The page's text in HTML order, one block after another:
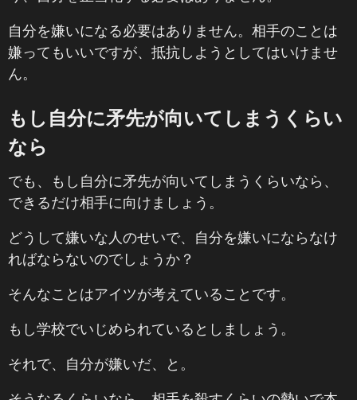
自分を嫌いになる必要はありません。相手のことは
嫌ってもいいですが、抵抗しようとしてはいけませ
ん。
もし自分に矛先が向いてしまうくらい
なら
でも、もし自分に矛先が向いてしまうくらいなら、
できるだけ相手に向けましょう。
どうして嫌いな人のせいで、自分を嫌いにならなけ
ればならないのでしょうか？
そんなことはアイツが考えていることです。
もし学校でいじめられているとしましょう。
それで、自分が嫌いだ、と。